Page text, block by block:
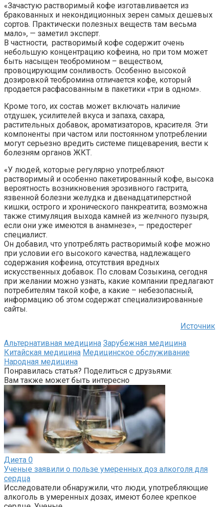
«Зачастую растворимый кофе изготавливается из
бракованных и некондиционных зерен самых дешевых
сортов. Практически полезных веществ там весьма
мало», — заметил эксперт.
В частности, растворимый кофе содержит очень
небольшую концентрацию кофеина, но при том может
быть насыщен теобромином – веществом,
провоцирующим сонливость. Особенно высокой
дозировкой теобромина отличается кофе, который
продается расфасованным в пакетики «три в одном».
Кроме того, их состав может включать наличие
отдушек, усилителей вкуса и запаха, сахара,
растительных добавок, ароматизаторов, красителя. Эти
компоненты при частом или постоянном употреблении
могут серьезно вредить системе пищеварения, вести к
болезням органов ЖКТ.
«У людей, которые регулярно употребляют
растворимый и особенно пакетированный кофе, высока
вероятность возникновения эрозивного гастрита,
язвенной болезни желудка и двенадцатиперстной
кишки, острого и хронического панкреатита; возможна
также стимуляция выхода камней из желчного пузыря,
если они уже имеются в анамнезе», — предостерег
специалист.
Он добавил, что употреблять растворимый кофе можно
при условии его высокого качества, надлежащего
содержания кофеина, отсутствия вредных
искусственных добавок. По словам Созыкина, сегодня
при желании можно узнать, какие компании предлагают
потребителям такой кофе, а какие – небезопасный,
информацию об этом содержат специализированные
сайты.
Источник
Альтернативная медицина Зарубежная медицина
Китайская медицина Медицинское обслуживание
Народная медицина
Понравилась статья? Поделиться с друзьями:
Вам также может быть интересно
Диета 0
Ученые заявили о пользе умеренных доз алкоголя для
сердца
Исследователи обнаружили, что люди, употребляющие
алкоголь в умеренных дозах, имеют более крепкое